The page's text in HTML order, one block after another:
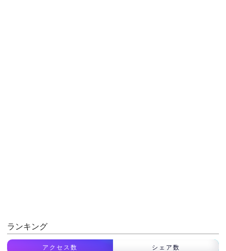
ランキング
アクセス数 シェア数